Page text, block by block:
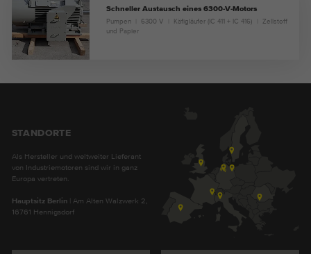
Schneller Austausch eines 6300-V-Motors
Pumpen
6300 V Käfigläufer (IC 411 + IC 416)
Zellstoff
und Papier
STANDORTE
Als Hersteller und weltweiter Lieferant
von Industriemotoren sind wir in ganz
Europa vertreten.
Hauptsitz Berlin| Am Alten Walzwerk 2,
16761 Hennigsdorf